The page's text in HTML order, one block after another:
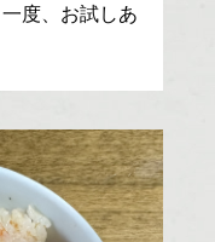
度、お試しあ